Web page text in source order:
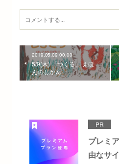
2019.05.09 00:00
5/9(木) 「つくる」 えほ
んのじかん
PR
プレミ
由なサ